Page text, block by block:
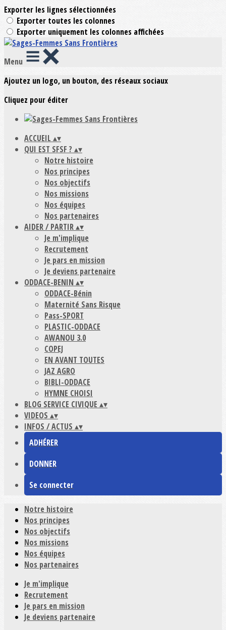
Exporter les lignes sélectionnées
Exporter toutes les colonnes
Exporter uniquement les colonnes affichées
Menu
Ajoutez un logo, un bouton, des réseaux sociaux
Cliquez pour éditer
ACCUEIL ▴▾
QUI EST SFSF ? ▴▾
Notre histoire
Nos principes
Nos objectifs
Nos missions
Nos équipes
Nos partenaires
AIDER / PARTIR▴▾
Je m'implique
Recrutement
Je pars en mission
Je deviens partenaire
ODDACE-BENIN ▴▾
ODDACE-Bénin
Maternité Sans Risque
Pass-SPORT
PLASTIC-ODDACE
AWANOU 3.0
COPEJ
EN AVANT TOUTES
JAZ AGRO
BIBLI-ODDACE
HYMNE CHOISI
BLOG SERVICE CIVIQUE ▴▾
VIDEOS ▴▾
INFOS / ACTUS ▴▾
ADHÉRER
DONNER
Se connecter
Notre histoire
Nos principes
Nos objectifs
Nos missions
Nos équipes
Nos partenaires
Je m'implique
Recrutement
Je pars en mission
Je deviens partenaire